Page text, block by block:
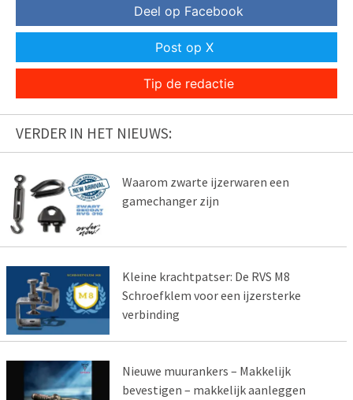
Deel op Facebook
Post op X
Tip de redactie
VERDER IN HET NIEUWS:
Waarom zwarte ijzerwaren een
gamechanger zijn
Kleine krachtpatser: De RVS M8
Schroefklem voor een ijzersterke
verbinding
Nieuwe muurankers – Makkelijk
bevestigen – makkelijk aanleggen